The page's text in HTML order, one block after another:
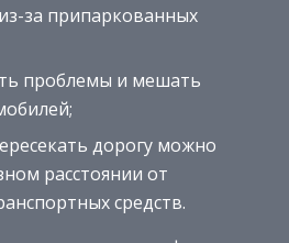
за припаркованных
проблемы и мешать
дорогу можно
расстоянии от
средств.